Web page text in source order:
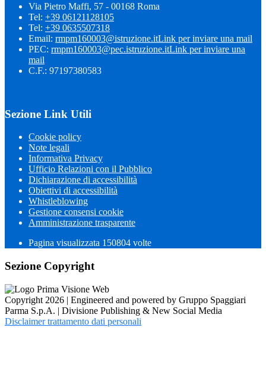
Via Pietro Maffi, 57 - 00168 Roma
Tel: +39 06121128105
Tel: +39 0635507318
Email: rmpm160003@istruzione.itLink per inviare una mail
PEC: rmpm160003@pec.istruzione.itLink per inviare una
mail
C.F.: 97197380583
Sezione Link Utili
Cookie policy
Note legali
Informativa Privacy
Ufficio Relazioni con il Pubblico
Dichiarazione di accessibilità
Obiettivi di accessibilità
Whistleblowing
Gestione consensi cookie
Amministrazione trasparente
Pagina visualizzata 150804 volte
Sezione Copyright
Copyright 2026 | Engineered and powered by Gruppo Spaggiari
Parma S.p.A. | Divisione Publishing & New Social Media
Disclaimer trattamento dati personali